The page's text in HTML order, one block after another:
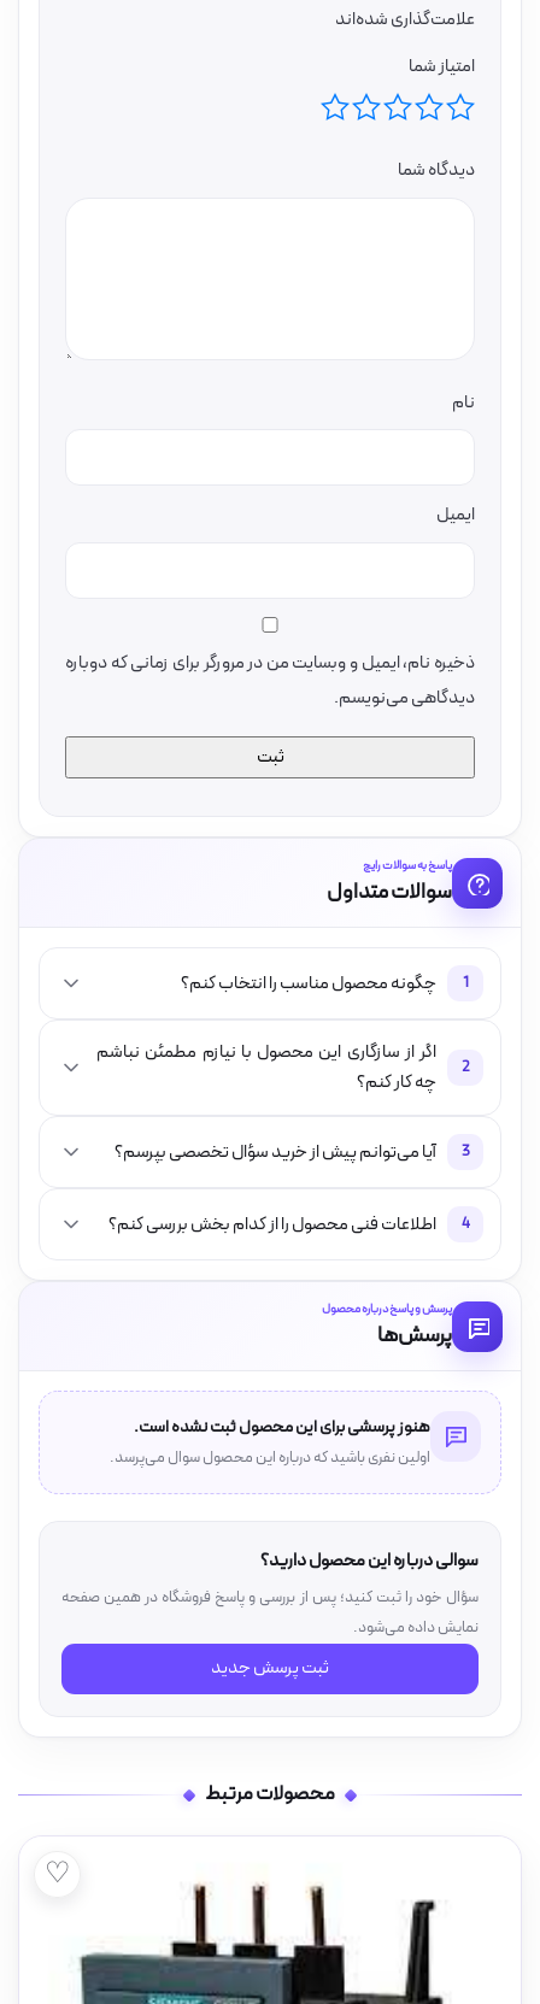
علامت‌گذاری شده‌اند
امتیاز شما
دیدگاه شما
نام
ایمیل
ذخیره نام، ایمیل و وبسایت من در مرورگر برای زمانی که دوباره
دیدگاهی می‌نویسم.
پاسخ به سوالات رایج
سوالات متداول
1 چگونه محصول مناسب را انتخاب کنم؟
2
اگر از سازگاری این محصول با نیازم مطمئن نباشم
چه کار کنم؟
3 آیا می‌توانم پیش از خرید سؤال تخصصی بپرسم؟
4 اطلاعات فنی محصول را از کدام بخش بررسی کنم؟
پرسش و پاسخ درباره محصول
پرسش‌ها
هنوز پرسشی برای این محصول ثبت نشده است.
اولین نفری باشید که درباره این محصول سوال می‌پرسد.
سوالی درباره این محصول دارید؟
سؤال خود را ثبت کنید؛ پس از بررسی و پاسخ فروشگاه در همین صفحه
نمایش داده می‌شود.
ثبت پرسش جدید
محصولات مرتبط
♡